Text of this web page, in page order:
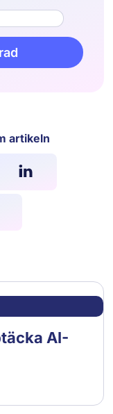
artikeln
AI-